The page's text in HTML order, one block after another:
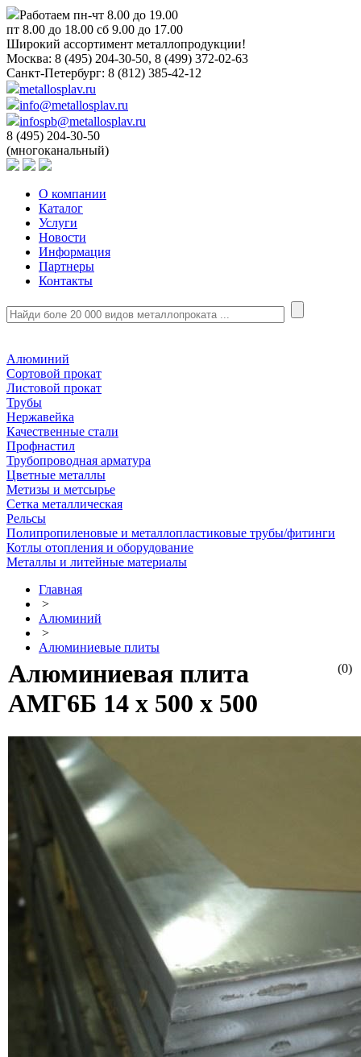
Работаем пн-чт 8.00 до 19.00
пт 8.00 до 18.00 сб 9.00 до 17.00
Широкий ассортимент металлопродукции!
Москва: 8 (495) 204-30-50, 8 (499) 372-02-63
Санкт-Петербург: 8 (812) 385-42-12
metallosplav.ru
info@metallosplav.ru
infospb@metallosplav.ru
8 (495) 204-30-50
(многоканальный)
О компании
Каталог
Услуги
Новости
Информация
Партнеры
Контакты
Алюминий
Сортовой прокат
Листовой прокат
Трубы
Нержавейка
Качественные стали
Профнастил
Трубопроводная арматура
Цветные металлы
Метизы и метсырье
Сетка металлическая
Рельсы
Полипропиленовые и металлопластиковые трубы/фитинги
Котлы отопления и оборудование
Металлы и литейные материалы
Главная
>
Алюминий
>
Алюминиевые плиты
(0)
Алюминиевая плита
АМГ6Б 14 х 500 х 500